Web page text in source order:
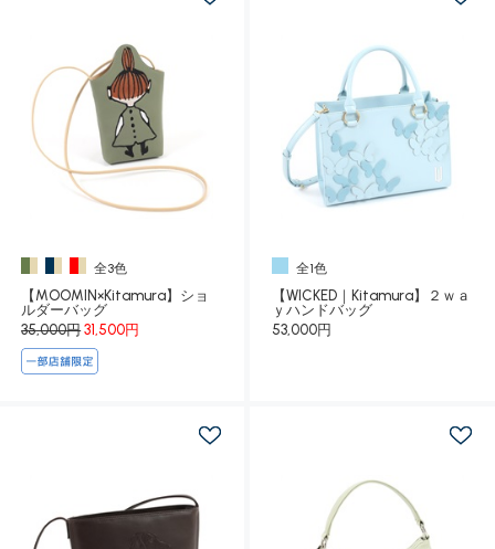
全3色
【MOOMIN×Kitamura】ショ
ルダーバッグ
35,000円 31,500円
全1色
【WICKED｜Kitamura】２ｗａ
ｙハンドバッグ
53,000円